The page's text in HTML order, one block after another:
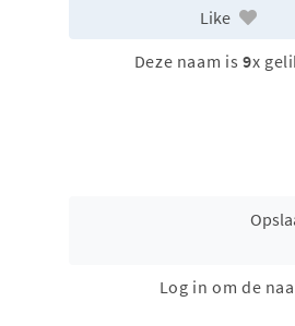
Like
Deze naam is 9x
Log in om de